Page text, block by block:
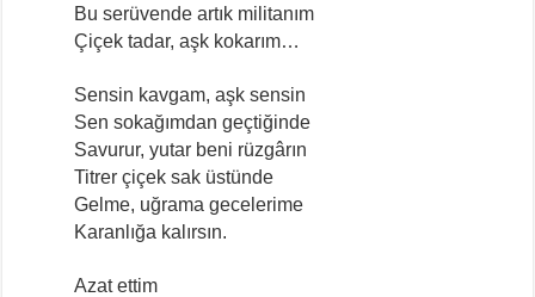
Bu serüvende artık militanım
Çiçek tadar, aşk kokarım…
Sensin kavgam, aşk sensin
Sen sokağımdan geçtiğinde
Savurur, yutar beni rüzgârın
Titrer çiçek sak üstünde
Gelme, uğrama gecelerime
Karanlığa kalırsın.
Azat ettim